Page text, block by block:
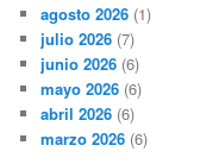
agosto 2026 (1)
julio 2026 (7)
junio 2026 (6)
mayo 2026 (6)
abril 2026 (6)
marzo 2026 (6)